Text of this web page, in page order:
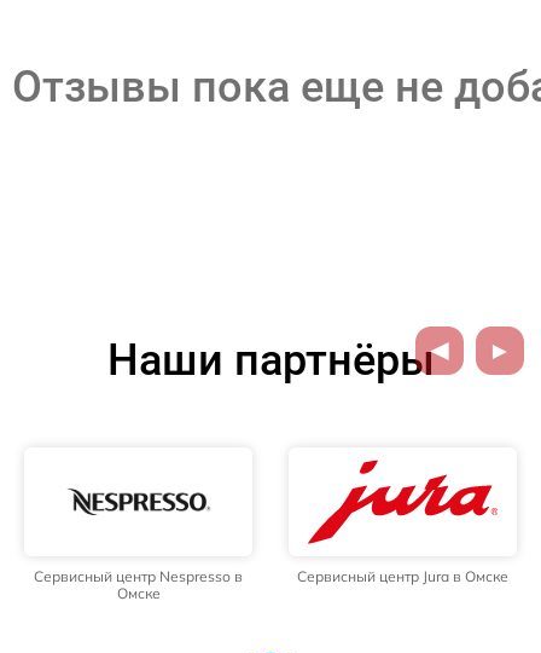
Отзывы пока еще не
Наши партнёры
Сервисный центр Nespresso в
Омске
Сервисный центр Jura в Омске